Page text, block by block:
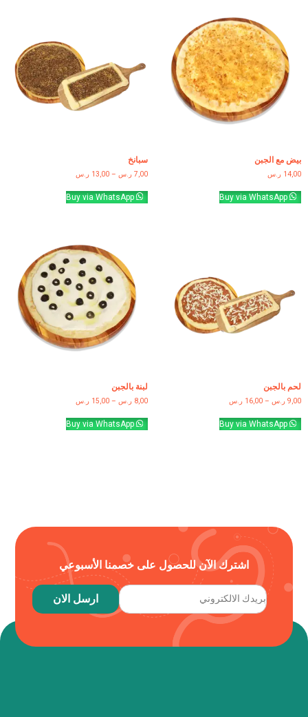
بيض مع الجبن
14,00 ر.س
Buy via WhatsApp
سبانخ
7,00 ر.س –
13,00 ر.س
Buy via WhatsApp
لحم بالجبن
9,00 ر.س –
16,00 ر.س
Buy via WhatsApp
لبنة بالجبن
8,00 ر.س–
15,00 ر.س
Buy via WhatsApp
اشترك الآن للحصول على خصمنا الأسبوعي
ارسل الان